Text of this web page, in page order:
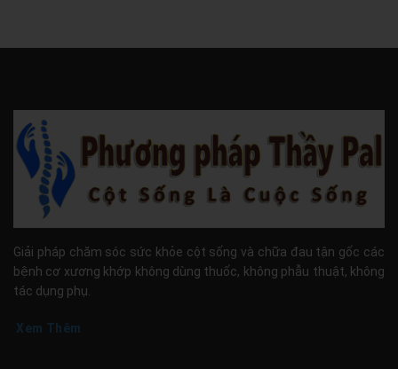
Giải pháp chăm sóc sức khỏe cột sống và chữa đau tận gốc các
bệnh cơ xương khớp không dùng thuốc, không phẫu thuật, không
tác dụng phụ.
Xem Thêm